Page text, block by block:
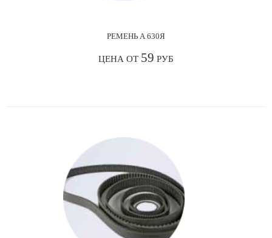
РЕМЕНЬ А 630Я
ЦЕНА ОТ 59 РУБ